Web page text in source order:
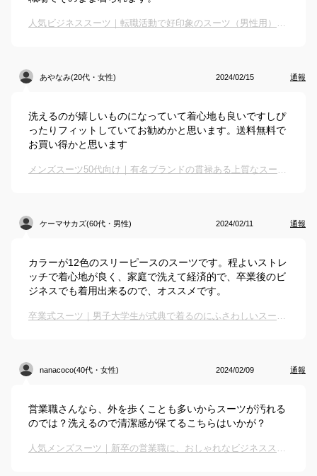
人気ビジネススーツ｜転職活動で好印象のスーツ（男性用）は？
あやなみ(20代・女性) 2024/02/15 通報
洗えるのが嬉しいものになっていて着心地も良いですしぴ
ったりフィットしていてお勧めかと思います。送料無料で
お買い得かと思います
メンズスーツ50代向け｜有名ブランドの貫禄ある上質なスーツでおすすめは？
ケーマサカズ(60代・男性) 2024/02/11 通報
カラーが12色のスリーピースのスーツです。程よいストレ
ッチで着心地が良く、家庭で洗えて経済的で、卒業後のビ
ジネスでも着用出来るので、オススメです。
卒業式スーツ｜男子大学生が式典で着るのにふさわしいスーツのおすすめは？
nanacoco(40代・女性) 2024/02/09 通報
営業職さんなら、外を歩くことも多いからスーツが汚れる
のでは？洗えるので清潔感が保てるこちらはいかが？
人気メンズスーツ｜新卒の営業職に、おしゃれなビジネススーツを教えて！